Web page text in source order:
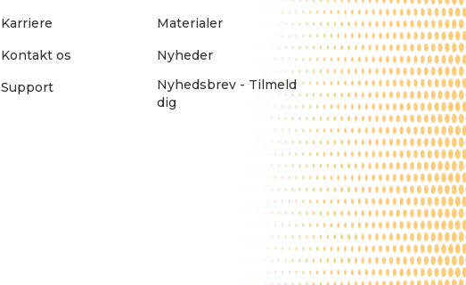
Karriere
Kontakt os
Support
Materialer
Nyheder
Nyhedsbrev - Tilmeld
dig